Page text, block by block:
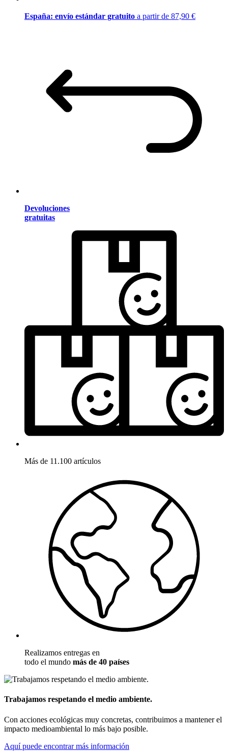
España: envío estándar gratuito a partir de 87,90 €
Devoluciones
gratuitas
Más de 11.100 artículos
Realizamos entregas en
todo el mundo más de 40 países
Trabajamos respetando el medio ambiente.
Con acciones ecológicas muy concretas, contribuimos a mantener el
impacto medioambiental lo más bajo posible.
Aquí puede encontrar más información